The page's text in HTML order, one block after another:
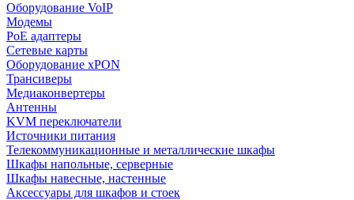
Оборудование VoIP
Модемы
PoE адаптеры
Сетевые карты
Оборудование xPON
Трансиверы
Медиаконвертеры
Антенны
KVM переключатели
Источники питания
Телекоммуникационные и металлические шкафы
Шкафы напольные, серверные
Шкафы навесные, настенные
Аксессуары для шкафов и стоек